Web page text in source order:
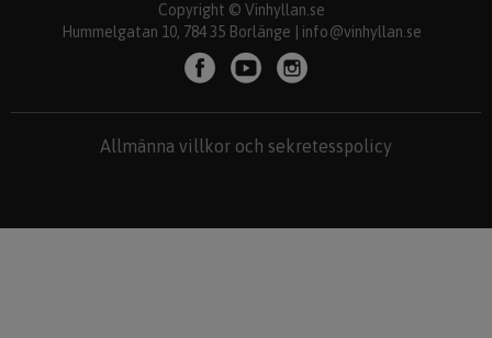
Copyright © Vinhyllan.se
Hummelgatan 10, 784 35 Borlänge | info@vinhyllan.se
Allmänna villkor och sekretesspolicy